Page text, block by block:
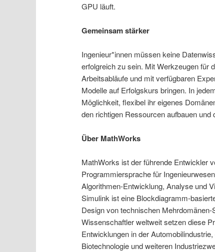
GPU läuft.
Gemeinsam stärker
Ingenieur*innen müssen keine
erfolgreich zu sein. Mit Werkzeugen für
Arbeitsabläufe und mit verfügbaren
Modelle auf Erfolgskurs bringen. In
Möglichkeit, flexibel ihr eigenes
den richtigen Ressourcen aufbauen
Über MathWorks
MathWorks ist der führende Entwickler
Programmiersprache für
Algorithmen-Entwicklung, Analyse und
Simulink ist eine Blockdiagramm-
Design von technischen
Wissenschaftler weltweit setzen diese
Entwicklungen in der
Biotechnologie und weiteren